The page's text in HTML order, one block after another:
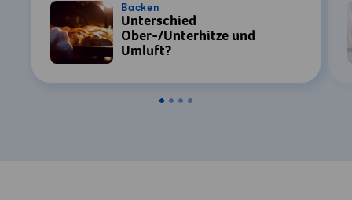
Backen
Unterschied
Ober-/Unterhitze und
Umluft?